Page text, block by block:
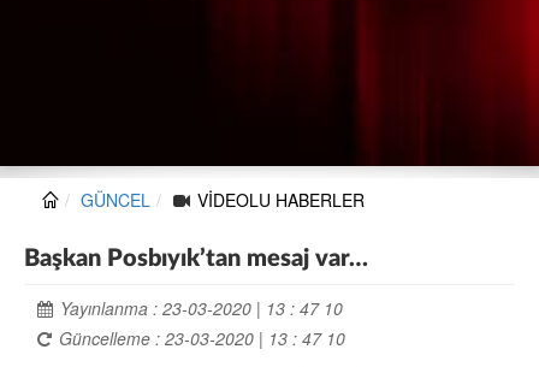
GÜNCEL VİDEOLU HABERLER
Başkan Posbıyık’tan mesaj var…
Yayınlanma : 23-03-2020 | 13 : 47 10
Güncelleme : 23-03-2020 | 13 : 47 10